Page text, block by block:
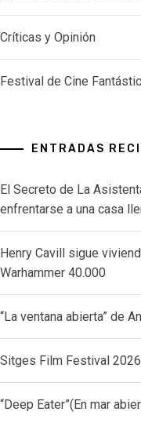
Críticas y Opinión
Festival de Cine
ENTRADAS
El Secreto de La
enfrentarse a una casa
Henry Cavill sigue
Warhammer 40.000
“La ventana abierta” de
Sitges Film Festival
“Deep Eater”(En mar